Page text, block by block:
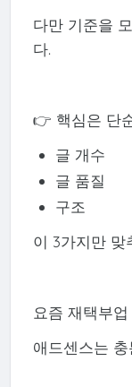
다만 기준을
다.
👉 핵심은 단
글 개수
글 품질
구조
이 3가지만 맞
요즘 재택부
애드센스는